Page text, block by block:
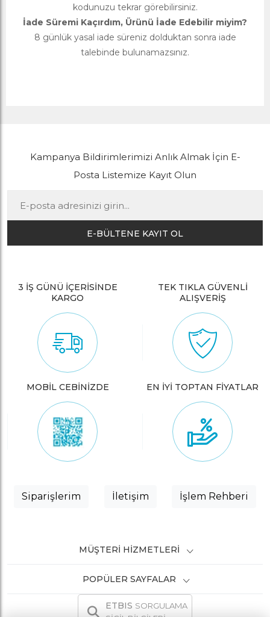
kodunuzu tekrar görebilirsiniz.
İade Süremi Kaçırdım, Ürünü İade Edebilir miyim?
8 günlük yasal iade süreniz dolduktan sonra iade
talebinde bulunamazsınız.
Kampanya Bildirimlerimizi Anlık Almak İçin E-
Posta Listemize Kayıt Olun
E-BÜLTENE KAYIT OL
3 İŞ GÜNÜ İÇERİSİNDE
KARGO
TEK TIKLA GÜVENLİ
ALIŞVERİŞ
MOBİL CEBİNİZDE EN İYİ TOPTAN FİYATLAR
Siparişlerim İletişim İşlem Rehberi
MÜŞTERI HIZMETLERI
POPÜLER SAYFALAR
ETBIS SORGULAMA